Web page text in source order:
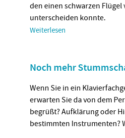
den einen schwarzen Flügel
unterscheiden konnte.
Weiterlesen
Noch mehr
Wenn Sie in ein
erwarten Sie da von dem
begrüßt? Aufklärung oder
bestimmten Instrumenten?